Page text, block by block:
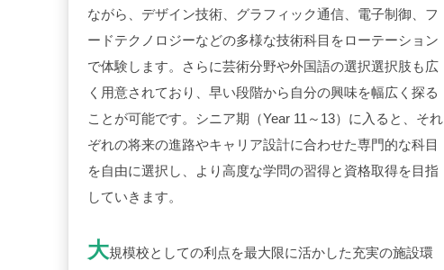
ながら、デザイン技術、グラフィック通信、電子制御、フ
ードテクノロジーなどの多様な技術科目をローテーション
で体験します。さらに芸術分野や外国語の選択選択肢も広
く用意されており、早い段階から自分の興味を幅広く探る
ことが可能です。シニア期（Year 11～ 13）に入ると、それ
ぞれの将来の進路やキャリア設計に合わせた専門的な科目
を自由に選択し、より高度な学問の習得と資格取得を目指
していきます。
大規模校としての利点を最大限に活かした充実の施設環